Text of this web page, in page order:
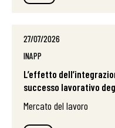
27/07/2026
INAPP
L’effetto
successo lavorativo
Mercato del lavoro